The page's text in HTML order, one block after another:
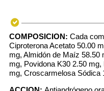
COMPOSICION: Cada
Ciproterona Acetato 50.00
mg, Almidón de Maíz 58.50
mg, Povidona K30 2.50
mg, Croscarmelosa Sódica